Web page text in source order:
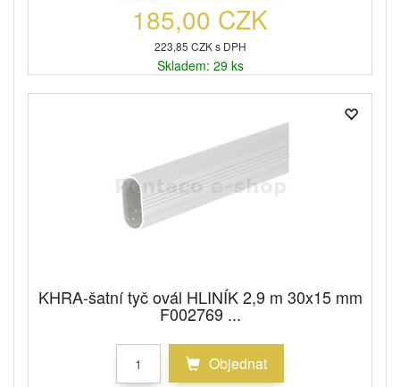
185,00 CZK
223,85 CZK s DPH
Skladem: 29 ks
KHRA-šatní tyč ovál HLINÍK 2,9 m 30x15 mm
F002769 ...
Objednat